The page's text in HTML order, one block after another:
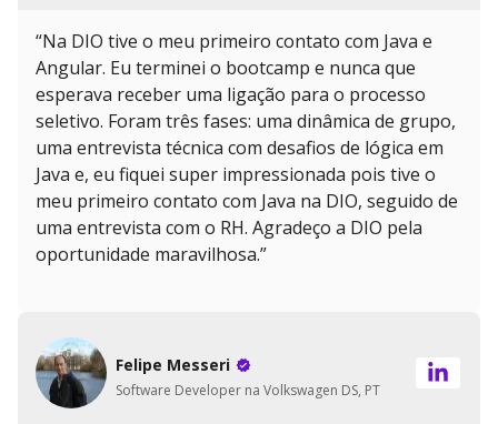
“Na DIO tive o meu primeiro contato com Java e
Angular. Eu terminei o bootcamp e nunca que
esperava receber uma ligação para o processo
seletivo. Foram três fases: uma dinâmica de grupo,
uma entrevista técnica com desafios de lógica em
Java e, eu fiquei super impressionada pois tive o
meu primeiro contato com Java na DIO, seguido de
uma entrevista com o RH. Agradeço a DIO pela
oportunidade maravilhosa.”
Felipe Messeri
Software Developer na Volkswagen DS, PT